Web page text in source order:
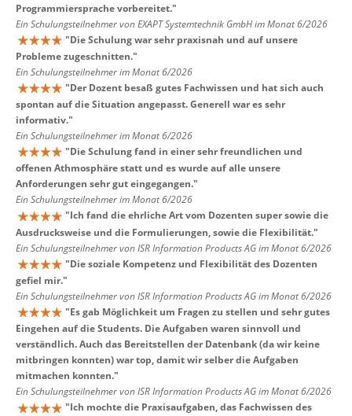
Programmiersprache vorbereitet."
Ein Schulungsteilnehmer von EXAPT Systemtechnik GmbH im Monat 6/2026
"Die Schulung war sehr praxisnah und auf unsere
Probleme zugeschnitten."
Ein Schulungsteilnehmer im Monat 6/2026
"Der Dozent besaß gutes Fachwissen und hat sich auch
spontan auf die Situation angepasst. Generell war es sehr
informativ."
Ein Schulungsteilnehmer im Monat 6/2026
"Die Schulung fand in einer sehr freundlichen und
offenen Athmosphäre statt und es wurde auf alle unsere
Anforderungen sehr gut eingegangen."
Ein Schulungsteilnehmer im Monat 6/2026
"Ich fand die ehrliche Art vom Dozenten super sowie die
Ausdrucksweise und die Formulierungen, sowie die Flexibilität."
Ein Schulungsteilnehmer von ISR Information Products AG im Monat 6/2026
"Die soziale Kompetenz und Flexibilität des Dozenten
gefiel mir."
Ein Schulungsteilnehmer von ISR Information Products AG im Monat 6/2026
"Es gab Möglichkeit um Fragen zu stellen und sehr gutes
Eingehen auf die Students. Die Aufgaben waren sinnvoll und
verständlich. Auch das Bereitstellen der Datenbank (da wir keine
mitbringen konnten) war top, damit wir selber die Aufgaben
mitmachen konnten."
Ein Schulungsteilnehmer von ISR Information Products AG im Monat 6/2026
"Ich mochte die Praxisaufgaben, das Fachwissen des